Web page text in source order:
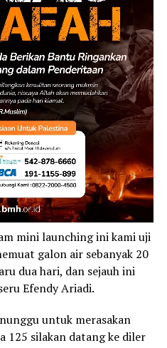
mini launching ini kami uji
galon air sebanyak 20
dua hari, dan sejauh ini
Efendy Ariadi.
untuk merasakan
125 silakan datang ke diler